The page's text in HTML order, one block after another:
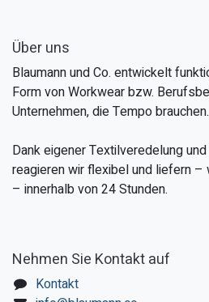
Über uns
Blaumann und Co. entwickelt
Form von Workwear bzw.
Unternehmen, die Tempo brauchen.
Dank eigener Textilveredelung
reagieren wir flexibel und liefern –
– innerhalb von 24 Stunden.
Nehmen Sie Kontakt auf
Kontakt